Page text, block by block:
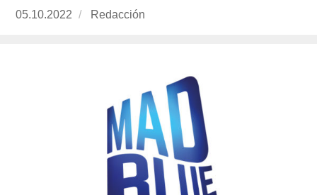
Publicado
05.10.2022 https://www.experimenta.es/author/redaccion/
Redacción